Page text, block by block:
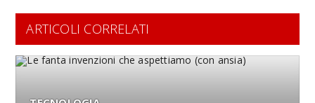
ARTICOLI CORRELATI